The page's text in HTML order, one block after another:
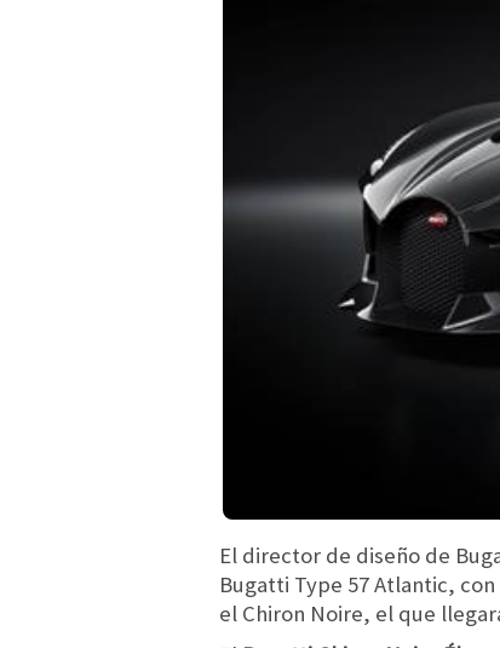
El director de diseño de
Bugatti Type 57 Atlantic,
el Chiron Noire, el que